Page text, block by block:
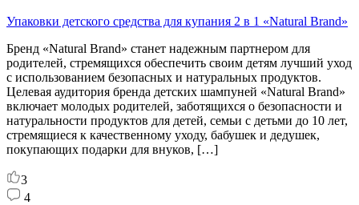
Упаковки детского средства для купания 2 в 1 «Natural Brand»
Бренд «Natural Brand» станет надежным партнером для
родителей, стремящихся обеспечить своим детям лучший уход
с использованием безопасных и натуральных продуктов.
Целевая аудитория бренда детских шампуней «Natural Brand»
включает молодых родителей, заботящихся о безопасности и
натуральности продуктов для детей, семьи с детьми до 10 лет,
стремящиеся к качественному уходу, бабушек и дедушек,
покупающих подарки для внуков, […]
3
4